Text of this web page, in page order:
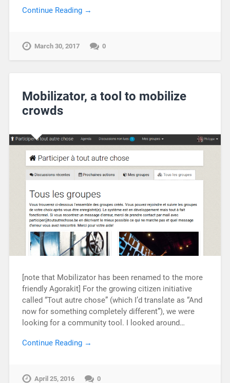
Continue Reading →
March 30, 2017 0
Mobilizator, a tool to mobilize
crowds
[note that Mobilizator has been renamed to the more
friendly Agorakit] For the growing citizen initiative
called “Tout autre chose” (which I’d translate as “And
now for something completely different”), we were
looking for a community tool. I looked around…
Continue Reading →
April 25, 2016 0